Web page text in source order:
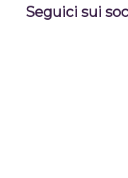
Seguici sui